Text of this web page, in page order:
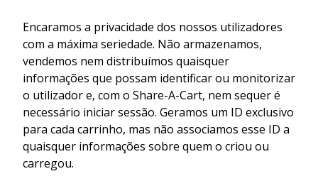
Encaramos a privacidade dos nossos utilizadores
com a máxima seriedade. Não armazenamos,
vendemos nem distribuímos quaisquer
informações que possam identificar ou monitorizar
o utilizador e, com o Share-A-Cart, nem sequer é
necessário iniciar sessão. Geramos um ID exclusivo
para cada carrinho, mas não associamos esse ID a
quaisquer informações sobre quem o criou ou
carregou.